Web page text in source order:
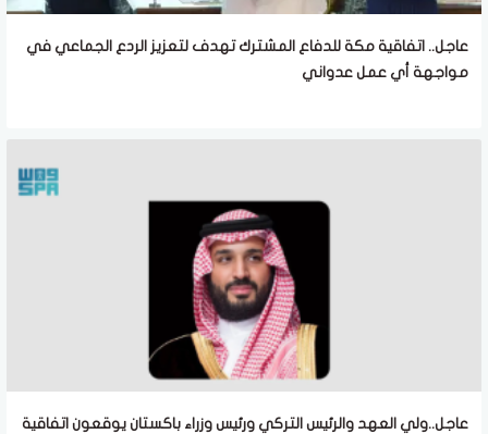
عاجل.. اتفاقية مكة للدفاع المشترك تهدف لتعزيز الردع الجماعي في
مواجهة أي عمل عدواني
عاجل..ولي العهد والرئيس التركي ورئيس وزراء باكستان يوقعون اتفاقية